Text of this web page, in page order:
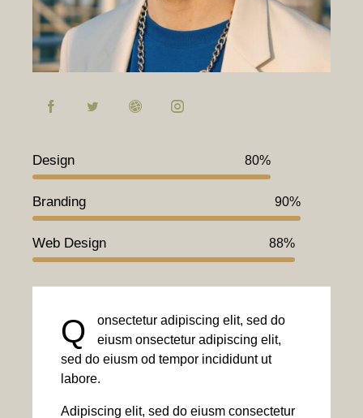
Design 80%
Branding 90%
Web Design 88%
Q
onsectetur adipiscing elit, sed do
eiusm onsectetur adipiscing elit,
sed do eiusm od tempor incididunt ut
labore.
Adipiscing elit, sed do eiusm consectetur